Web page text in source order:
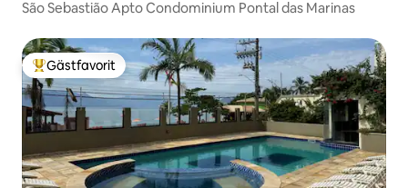
São Sebastião Apto Condominium Pontal das Marinas
Populär gästfavorit
Gästfavorit